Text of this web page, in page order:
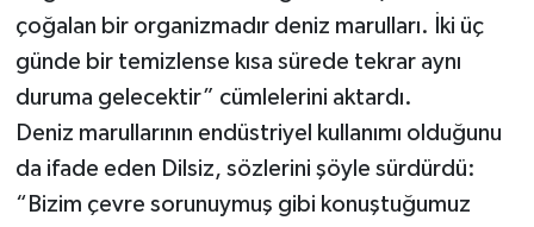
çoğalan bir organizmadır deniz marulları. İki üç
günde bir temizlense kısa sürede tekrar aynı
duruma gelecektir” cümlelerini aktardı.
Deniz marullarının endüstriyel kullanımı olduğunu
da ifade eden Dilsiz, sözlerini şöyle sürdürdü:
“Bizim çevre sorunuymuş gibi konuştuğumuz